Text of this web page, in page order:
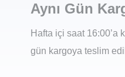
Aynı Gün
Hafta içi saat 16:00’a
gün kargoya teslim